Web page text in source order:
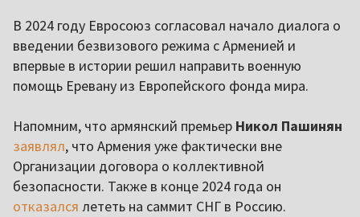
В 2024 году Евросоюз согласовал начало диалога о
введении безвизового режима с Арменией и
впервые в истории решил направить военную
помощь Еревану из Европейского фонда мира.
Напомним, что армянский премьер Никол Пашинян
заявлял, что Армения уже фактически вне
Организации договора о коллективной
безопасности. Также в конце 2024 года он
отказался лететь на саммит СНГ в Россию.